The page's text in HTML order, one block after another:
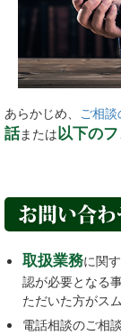
あらかじめ、 ご相
話または以下の
お問い合
取扱業務に関す
認が必要となる
ただいた方がス
電話相談のご相